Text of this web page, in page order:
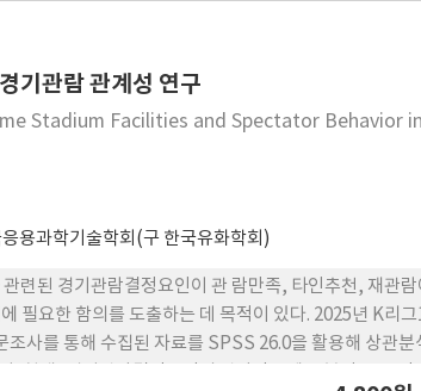
기관람 관계성 연구
Stadium Facilities and Spectator Behavior
용과학기술학회(구 한국유화학회)
련된 경기관람결정요인이 관 람만족, 타인추천, 재관
필요한 함의를 도출하는 데 목적이 있다. 2025년 K리
사를 통해 수집된 자료를 SPSS 26.0을 활용해 상관분